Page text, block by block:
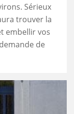
Sérieux
trouver la
embellir vos
de